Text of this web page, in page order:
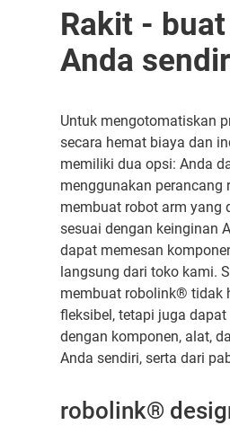
Rakit -
Anda
Untuk mengotomatiskan
secara hemat biaya dan
memiliki dua opsi: Anda
menggunakan
membuat robot arm yang
sesuai dengan keinginan
dapat memesan
langsung dari toko kami.
membuat robolink® tidak
fleksibel, tetapi juga
dengan komponen, alat,
Anda sendiri, serta dari
robolink®